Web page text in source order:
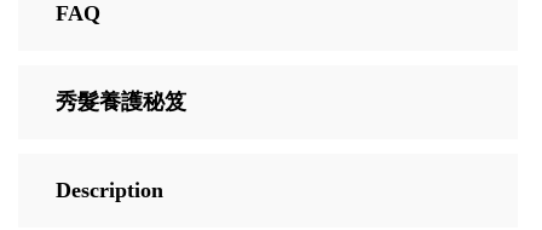
FAQ
秀髮養護秘笈
Description